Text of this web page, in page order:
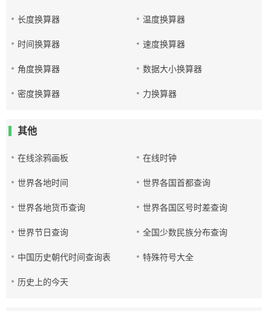
长度换算器 温度换算器
时间换算器 速度换算器
角度换算器 数据大小换算器
密度换算器 力换算器
其他
在线涂鸦画板 在线时钟
世界各地时间 世界各国首都查询
世界各地货币查询 世界各国区号时差查询
世界节日查询 全国少数民族分布查询
中国历史朝代时间查询表 特殊符号大全
历史上的今天